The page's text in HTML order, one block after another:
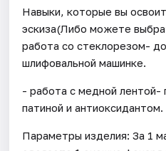
Навыки, которые вы
эскиза(Либо можете
работа со стеклорезом-
шлифовальной машинке.
- работа с медной лентой-
патиной и антиоксидантом.
Параметры изделия: За 1